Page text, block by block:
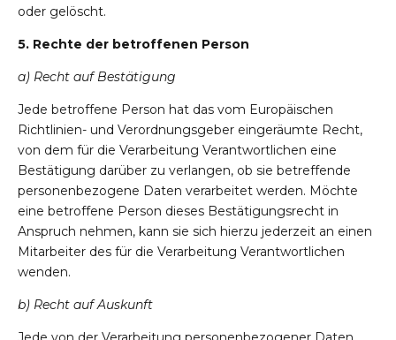
oder gelöscht.
5. Rechte der betroffenen Person
a) Recht auf Bestätigung
Jede betroffene Person hat das vom Europäischen
Richtlinien- und Verordnungsgeber eingeräumte Recht,
von dem für die Verarbeitung Verantwortlichen eine
Bestätigung darüber zu verlangen, ob sie betreffende
personenbezogene Daten verarbeitet werden. Möchte
eine betroffene Person dieses Bestätigungsrecht in
Anspruch nehmen, kann sie sich hierzu jederzeit an einen
Mitarbeiter des für die Verarbeitung Verantwortlichen
wenden.
b) Recht auf Auskunft